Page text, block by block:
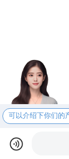
可以介绍下你们的